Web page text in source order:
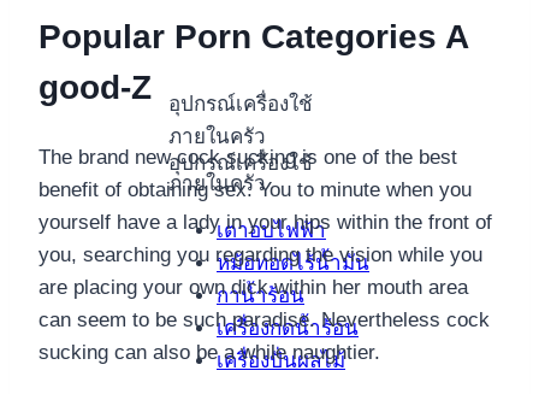
อุปกรณ์เครื่องใช้
ภายในครัว
อุปกรณ์เครื่องใช้
ภายในครัว
เตาอบไฟฟ้า
หม้อทอดไร้น้ำมัน
กาน้ำร้อน
เครื่องกดน้ำร้อน
เครื่องปั่นผลไม้
Popular Porn Categories A
good-Z
The brand new cock sucking is one of the best
benefit of obtaining sex. You to minute when you
yourself have a lady in your hips within the front of
you, searching you regarding the vision while you
are placing your own dick within her mouth area
can seem to be such paradise. Nevertheless cock
sucking can also be a while naughtier.